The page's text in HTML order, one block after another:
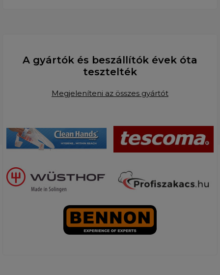
A gyártók és beszállítók évek óta
tesztelték
Megjeleníteni az összes gyártót